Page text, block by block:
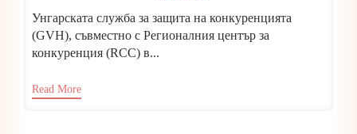
Унгарската служба за защита на конкуренцията
(GVH), съвместно с Регионалния център за
конкуренция (RCC) в...
Read More